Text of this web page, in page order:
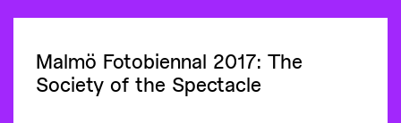
Malmö Fotobiennal 2017: The
Society of the Spectacle